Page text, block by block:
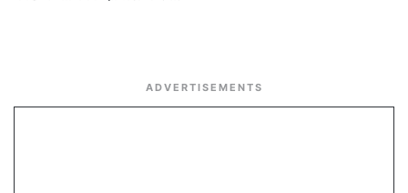
ADVERTISEMENTS